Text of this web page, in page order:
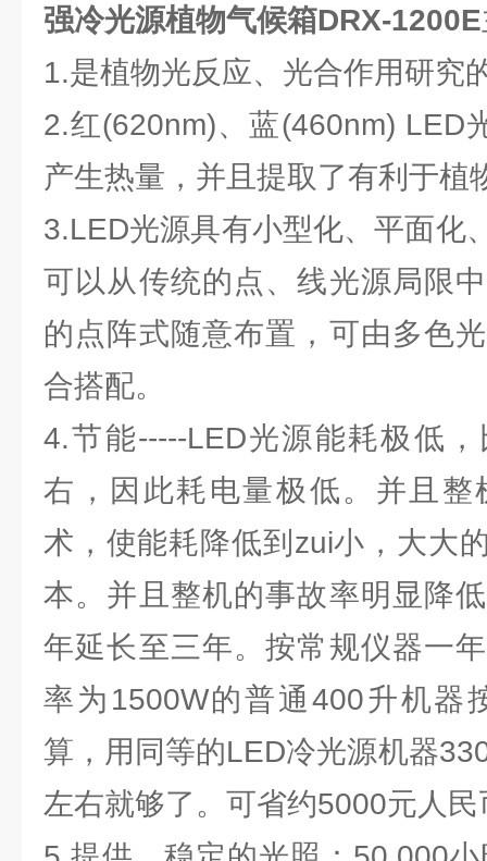
强冷光源植物气候箱DRX-1200E
1.是植物光反应、光合作用研究
2.红(620nm)、蓝(460nm) LED
产生热量，并且提取了有利于植
3.LED光源具有小型化、平面化
可以从传统的点、线光源局限
的点阵式随意布置，可由多色
合搭配。
4.节能-----LED光源能耗极低
右，因此耗电量极低。并且整
术，使能耗降低到zui小，大大
本。并且整机的事故率明显降
年延长至三年。按常规仪器一
率为1500W的普通400升机器
算，用同等的LED冷光源机器
左右就够了。可省约5000元人民